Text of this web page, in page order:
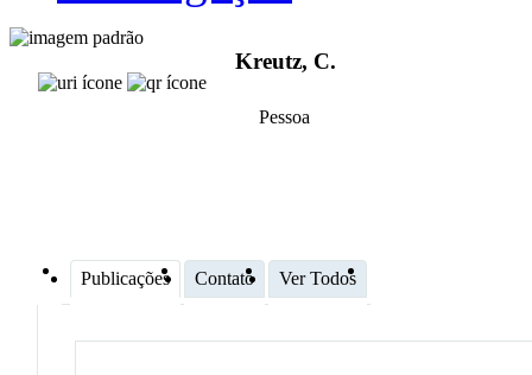
Kreutz, C.
Pessoa
Publicações Contato Ver Todos